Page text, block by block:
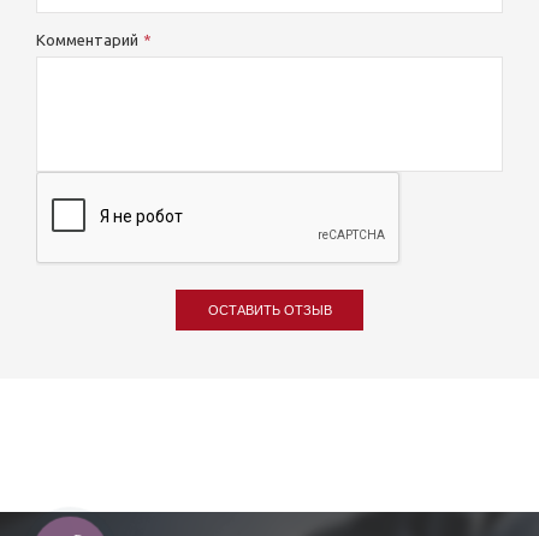
Комментарий
ОСТАВИТЬ ОТЗЫВ